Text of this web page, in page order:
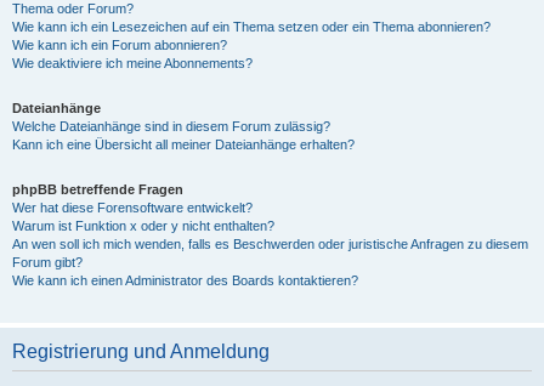
Thema oder Forum?
Wie kann ich ein Lesezeichen auf ein Thema setzen oder ein Thema abonnieren?
Wie kann ich ein Forum abonnieren?
Wie deaktiviere ich meine Abonnements?
Dateianhänge
Welche Dateianhänge sind in diesem Forum zulässig?
Kann ich eine Übersicht all meiner Dateianhänge erhalten?
phpBB betreffende Fragen
Wer hat diese Forensoftware entwickelt?
Warum ist Funktion x oder y nicht enthalten?
An wen soll ich mich wenden, falls es Beschwerden oder juristische Anfragen zu diesem
Forum gibt?
Wie kann ich einen Administrator des Boards kontaktieren?
Registrierung und Anmeldung